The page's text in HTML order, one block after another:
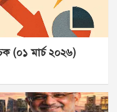
(০১ মার্চ ২০২৬)